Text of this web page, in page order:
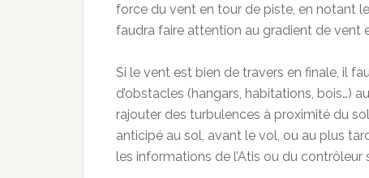
force du vent en tour de piste, en notant
faudra faire attention au gradient de vent
Si le vent est bien de travers en finale, il
d’obstacles (hangars, habitations, bois…)
rajouter des turbulences à proximité du
anticipé au sol, avant le vol, ou au plus
les informations de l’Atis ou du contrôleur